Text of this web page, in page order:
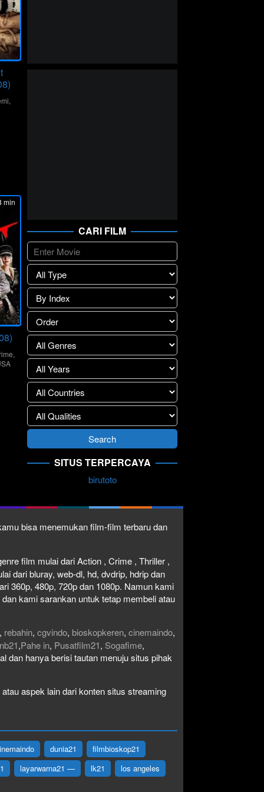
,
min
,
CARI FILM
SITUS TERPERCAYA
birutoto
bisa menemukan film-film terbaru dan
film mulai dari Action , Crime , Thriller ,
dari bluray, web-dl, hd, dvdrip, hdrip dan
360p, 480p, 720p dan 1080p. Namun kami
kami sarankan untuk tetap membeli atau
, rebahin, cgvindo, bioskopkeren, cinemaindo,
nb21,Pahe in, Pusatfilm21, Sogafime,
dan hanya berisi tautan menuju situs pihak
aspek lain dari konten situs streaming
dunia21
filmbioskop21
layarwarna21 — lk21 los angeles